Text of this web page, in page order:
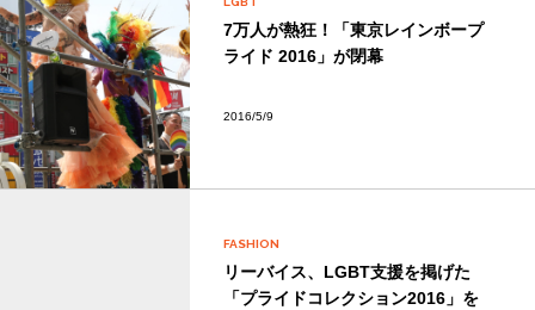
7万人が熱狂！「東京レインボープ
ライド 2016」が閉幕
2016/5/9
FASHION
リーバイス、LGBT支援を掲げた
「プライドコレクション2016」を